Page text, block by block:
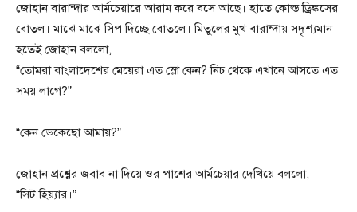
জোহান বারান্দার আর্মচেয়ারে আরাম করে বসে আছে। হাতে কোল্ড ড্রিঙ্কসের
বোতল। মাঝে মাঝে সিপ দিচ্ছে বোতলে। মিতুলের মুখ বারান্দায় সদৃশ্যমান
হতেই জোহান বললো,
“তোমরা বাংলাদেশের মেয়েরা এত স্লো কেন? নিচ থেকে এখানে আসতে এত
সময় লাগে?”
“কেন ডেকেছো আমায়?”
জোহান প্রশ্নের জবাব না দিয়ে ওর পাশের আর্মচেয়ার দেখিয়ে বললো,
“সিট হিয়্যার।”